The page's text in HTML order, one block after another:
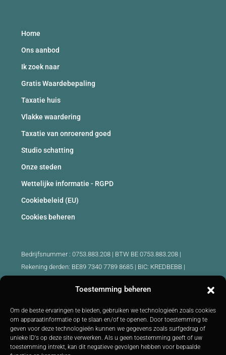
Toestemming beheren
Om de beste ervaringen te bieden, gebruiken we technologieën zoals cookies
om apparaatinformatie op te slaan en/of te openen. Door toestemming te
geven voor deze technologieën kunnen we gegevens zoals surfgedrag of
unieke ID's op deze site verwerken. Als u geen toestemming geeft of uw
toestemming intrekt, kan dit negatieve gevolgen hebben voor bepaalde
Home
Ons aanbod
Ik zoek naar
Gratis Waardebepaling
Taxatie huis
Vlakke waardering
Taxatie van onroerend goed
Studio schatting
Onze steden
Wettelijke informatie - RGPD
Cookiebeleid (EU)
Cookies beheren
Bedrijfsnummer : 0753.883.208 | BTW BE 0753.883.208 |
Rekening derden: BE89 7340 7789 8685 | BIC: KREDBEBB |
IPI 510.425 - IPI 509.754 - IPI 512.791 - IPI : 520.171
IPI 519.992 (stagiair)
Onderworpen aan
de deontologische code BIV : http://biv.be